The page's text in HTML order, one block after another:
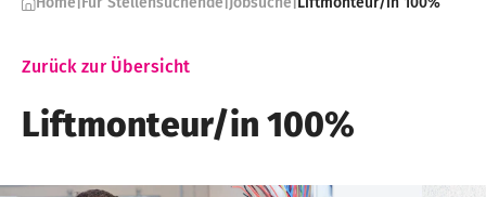
Zurück zur Übersicht
Liftmonteur​/in 100%